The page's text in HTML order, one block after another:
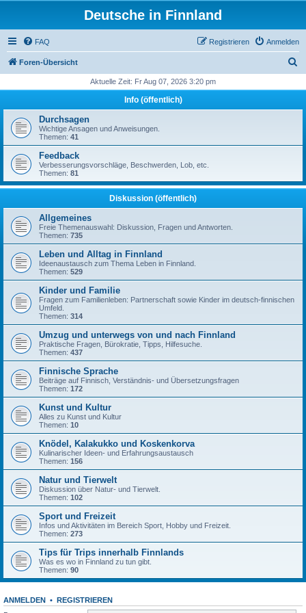
Deutsche in Finnland
FAQ Anmelden
Registrieren
Foren-Übersicht
h
Aktuelle Zeit: Fr Aug 07, 2026 3:20 pm
Info (öffentlich)
Durchsagen
Wichtige Ansagen und Anweisungen.
Themen: 41
Feedback
Verbesserungsvorschläge, Beschwerden, Lob, etc.
Themen: 81
Diskussion (öffentlich)
Allgemeines
Freie Themenauswahl: Diskussion, Fragen und Antworten.
Themen: 735
Leben und Alltag in Finnland
Ideenaustausch zum Thema Leben in Finnland.
Themen: 529
Kinder und Familie
Fragen zum Familienleben: Partnerschaft sowie Kinder im deutsch-finnischen
Umfeld.
Themen: 314
Umzug und unterwegs von und nach Finnland
Praktische Fragen, Bürokratie, Tipps, Hilfesuche.
Themen: 437
Finnische Sprache
Beiträge auf Finnisch, Verständnis- und Übersetzungsfragen
Themen: 172
Kunst und Kultur
Alles zu Kunst und Kultur
Themen: 10
Knödel, Kalakukko und Koskenkorva
Kulinarischer Ideen- und Erfahrungsaustausch
Themen: 156
Natur und Tierwelt
Diskussion über Natur- und Tierwelt.
Themen: 102
Sport und Freizeit
Infos und Aktivitäten im Bereich Sport, Hobby und Freizeit.
Themen: 273
Tips für Trips innerhalb Finnlands
Was es wo in Finnland zu tun gibt.
Themen: 90
ANMELDEN • REGISTRIEREN